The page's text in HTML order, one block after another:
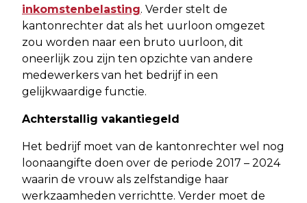
inkomstenbelasting. Verder stelt de
kantonrechter dat als het uurloon omgezet
zou worden naar een bruto uurloon, dit
oneerlijk zou zijn ten opzichte van andere
medewerkers van het bedrijf in een
gelijkwaardige functie.
Achterstallig vakantiegeld
Het bedrijf moet van de kantonrechter wel nog
loonaangifte doen over de periode 2017 – 2024
waarin de vrouw als zelfstandige haar
werkzaamheden verrichtte. Verder moet de